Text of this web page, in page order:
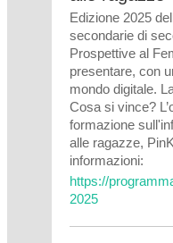
Edizione 2025
secondarie di
Prospettive al
presentare, con
mondo digitale.
Cosa si vince?
formazione
alle ragazze,
informazioni:
https://
2025